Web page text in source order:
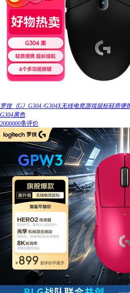
罗技（G）G304 /G304X无线电竞游戏鼠标轻质便
G304黑色
2000000条评价